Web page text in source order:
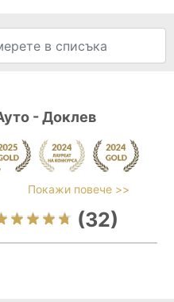
- Доклев
Покажи повече >>
(32)